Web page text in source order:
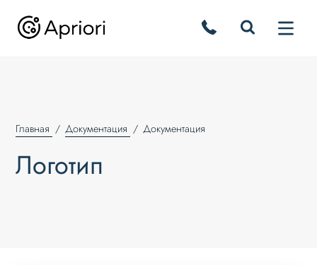
Главная Документация Документация
Логотип